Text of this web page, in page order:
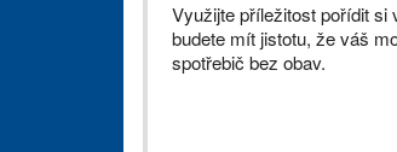
Využijte příležitost pořídit si
budete mít jistotu, že váš
spotřebič bez obav.